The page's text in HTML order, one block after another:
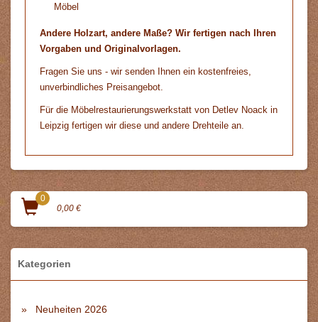
Möbel
Andere Holzart, andere Maße? Wir fertigen nach Ihren
Vorgaben und Originalvorlagen.
Fragen Sie uns - wir senden Ihnen ein kostenfreies,
unverbindliches Preisangebot.
Für die Möbelrestaurierungswerkstatt von Detlev Noack in
Leipzig fertigen wir diese und andere Drehteile an.
0
0,00 €
Kategorien
Neuheiten 2026